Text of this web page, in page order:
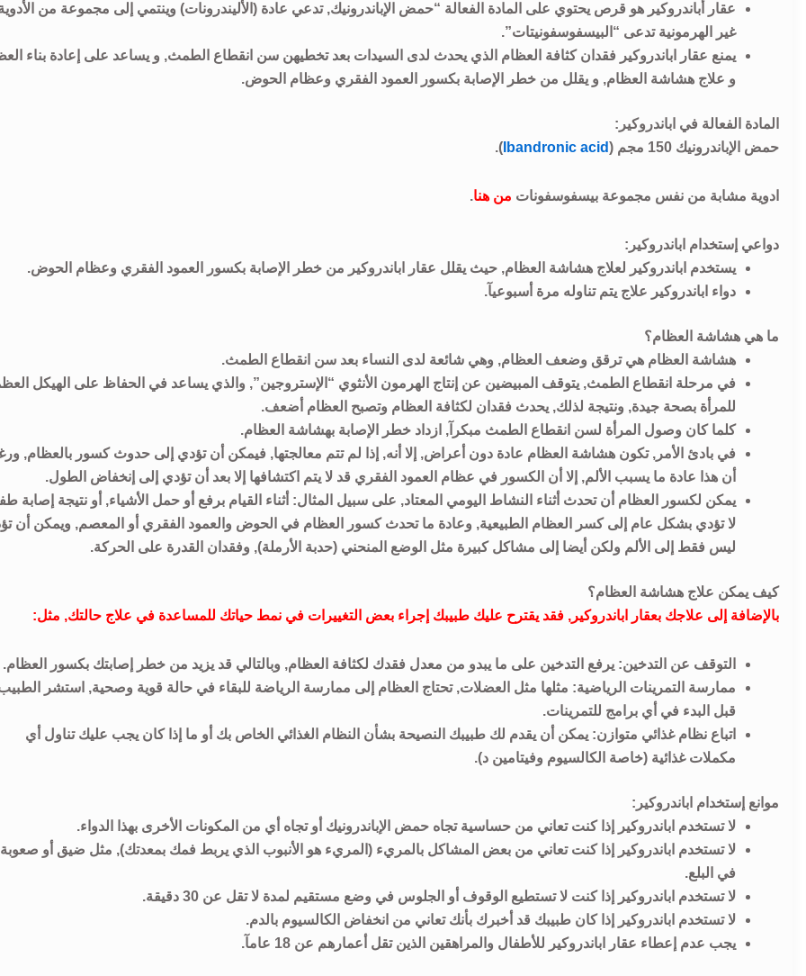
عقار أباندروكير هو قرص يحتوي على المادة الفعالة “حمض الإباندرونيك, تدعي عادة (الأليندرونات) وينتمي إلى مجموعة من
غير الهرمونية تدعى “البيسفوسفونيتات”.
يمنع عقار اباندروكير فقدان كثافة العظام الذي يحدث لدى السيدات بعد تخطيهن سن انقطاع الطمث, و يساعد على إعادة بناء
و علاج هشاشة العظام, و يقلل من خطر الإصابة بكسور العمود الفقري وعظام الحوض.
المادة الفعالة في اباندروكير:
حمض الإباندرونيك 150 مجم (
Ibandronic acid
).
ادوية مشابة من نفس مجموعة بيسفوسفونات من هنا.
دواعي إستخدام اباندروكير:
يستخدم اباندروكير لعلاج هشاشة العظام, حيث يقلل عقار اباندروكير من خطر الإصابة بكسور العمود الفقري وعظام الحوض.
دواء اباندروكير علاج يتم تناوله مرة أسبوعيآ.
ما هي هشاشة العظام؟
هشاشة العظام هي ترقق وضعف العظام, وهي شائعة لدى النساء بعد سن انقطاع الطمث.
في مرحلة انقطاع الطمث, يتوقف المبيضين عن إنتاج الهرمون الأنثوي “الإستروجين”, والذي يساعد في الحفاظ على الهيكل
للمرأة بصحة جيدة, ونتيجة لذلك, يحدث فقدان لكثافة العظام وتصبح العظام أضعف.
كلما كان وصول المرأة لسن انقطاع الطمث مبكرآ, ازداد خطر الإصابة بهشاشة العظام.
في بادئ الأمر, تكون هشاشة العظام عادة دون أعراض, إلا أنه, إذا لم تتم معالجتها, فيمكن أن تؤدي إلى حدوث كسور بالعظام,
أن هذا عادة ما يسبب الألم, إلا أن الكسور في عظام العمود الفقري قد لا يتم اكتشافها إلا بعد أن تؤدي إلى إنخفاض الطول.
يمكن لكسور العظام أن تحدث أثناء النشاط اليومي المعتاد, على سبيل المثال: أثناء القيام برفع أو حمل الأشياء, أو نتيجة إصابة
لا تؤدي بشكل عام إلى كسر العظام الطبيعية, وعادة ما تحدث كسور العظام في الحوض والعمود الفقري أو المعصم, ويمكن أن
ليس فقط إلى الألم ولكن أيضا إلى مشاكل كبيرة مثل الوضع المنحني (حدبة الأرملة), وفقدان القدرة على الحركة.
كيف يمكن علاج هشاشة العظام؟
بالإضافة إلى علاجك بعقار اباندروكير, فقد يقترح عليك طبيبك إجراء بعض التغييرات في نمط حياتك للمساعدة في علاج حالتك, مثل:
التوقف عن التدخين: يرفع التدخين على ما يبدو من معدل فقدك لكثافة العظام, وبالتالي قد يزيد من خطر إصابتك بكسور العظام.
ممارسة التمرينات الرياضية: مثلها مثل العضلات, تحتاج العظام إلى ممارسة الرياضة للبقاء في حالة قوية وصحية, استشر
قبل البدء في أي برامج للتمرينات.
اتباع نظام غذائي متوازن: يمكن أن يقدم لك طبيبك النصيحة بشأن النظام الغذائي الخاص بك أو ما إذا كان يجب عليك تناول أي
مكملات غذائية (خاصة الكالسيوم وفيتامين د).
موانع إستخدام اباندروكير:
لا تستخدم اباندروكير إذا كنت تعاني من حساسية تجاه حمض الإباندرونيك أو تجاه أي من المكونات الأخرى بهذا الدواء.
لا تستخدم اباندروكير إذا كنت تعاني من بعض المشاكل بالمريء (المريء هو الأنبوب الذي يربط فمك بمعدتك), مثل ضيق أو صعوبة
في البلع.
لا تستخدم اباندروكير إذا كنت لا تستطيع الوقوف أو الجلوس في وضع مستقيم لمدة لا تقل عن 30 دقيقة.
لا تستخدم اباندروكير إذا كان طبيبك قد أخبرك بأنك تعاني من انخفاض الكالسيوم بالدم.
يجب عدم إعطاء عقار اباندروكير للأطفال والمراهقين الذين تقل أعمارهم عن 18 عامآ.